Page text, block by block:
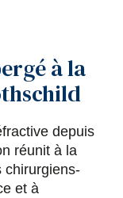
à la
depuis
réunit à la
chirurgiens-
et à